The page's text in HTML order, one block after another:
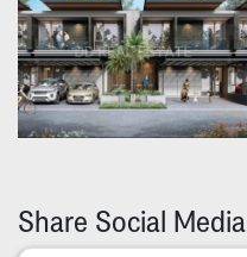
Share Social Media